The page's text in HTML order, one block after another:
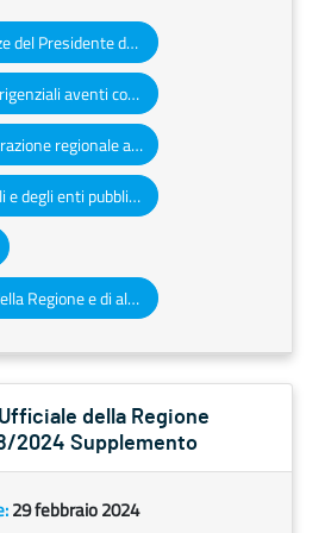
Decreti e ordinanze del Presidente della Giunta regionale
Determinazioni dirigenziali aventi contenuto di interesse generale
Atti dell'amministrazione regionale ad obbligo di pubblicazione
Atti degli enti locali e degli enti pubblici e privati
Altri atti e avvisi della Regione e di altri enti pubblici che interessano la collettività regionale
della Regione
2024 Supplemento
29 febbraio 2024